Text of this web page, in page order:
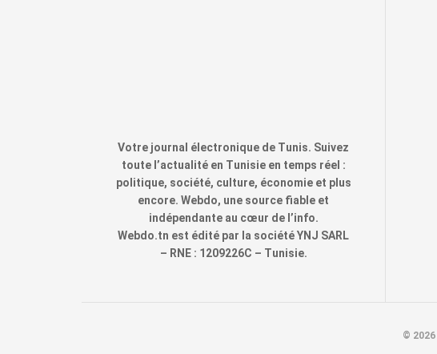
Votre journal électronique de Tunis. Suivez
toute l’actualité en Tunisie en temps réel :
politique, société, culture, économie et plus
encore. Webdo, une source fiable et
indépendante au cœur de l’info.
Webdo.tn est édité par la société YNJ SARL
– RNE : 1209226C – Tunisie.
© 2026